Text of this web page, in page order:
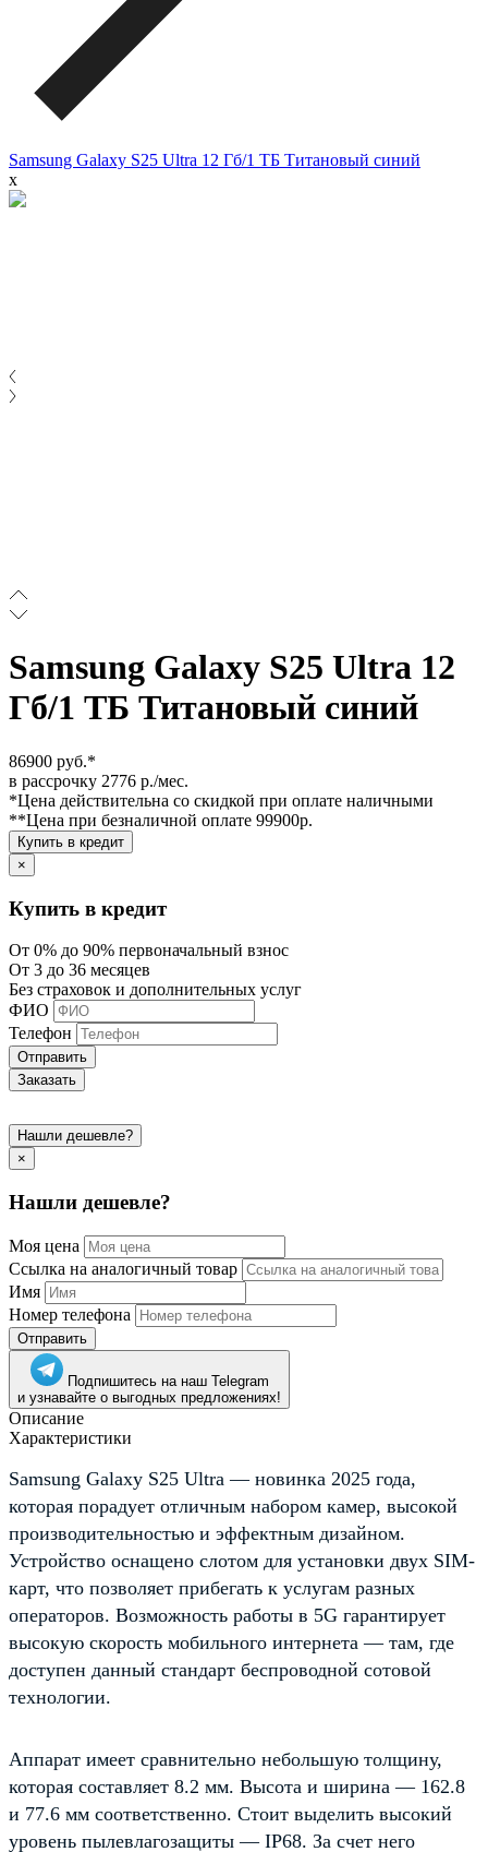
Samsung Galaxy S25 Ultra 12 Гб/1 ТБ Титановый синий
x
Samsung Galaxy S25 Ultra 12
Гб/1 ТБ Титановый синий
86900 руб.*
в рассрочку 2776 р./мес.
*Цена действительна со скидкой при оплате наличными
**Цена при безналичной оплате 99900р.
Купить в кредит
×
Купить в кредит
От 0% до 90% первоначальный взнос
От 3 до 36 месяцев
Без страховок и дополнительных услуг
ФИО
Телефон
Отправить
Заказать
Нашли дешевле?
×
Нашли дешевле?
Моя цена
Ссылка на аналогичный товар
Имя
Номер телефона
Отправить
Подпишитесь на наш Telegram
и узнавайте о выгодных предложениях!
Описание
Характеристики
Samsung Galaxy S25 Ultra — новинка 2025 года,
которая порадует отличным набором камер, высокой
производительностью и эффектным дизайном.
Устройство оснащено слотом для установки двух SIM-
карт, что позволяет прибегать к услугам разных
операторов. Возможность работы в 5G гарантирует
высокую скорость мобильного интернета — там, где
доступен данный стандарт беспроводной сотовой
технологии.
Аппарат имеет сравнительно небольшую толщину,
которая составляет 8.2 мм. Высота и ширина — 162.8
и 77.6 мм соответственно. Стоит выделить высокий
уровень пылевлагозащиты — IP68. За счет него